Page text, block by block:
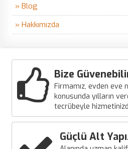
» Blog
» Hakkımızda
Bize
Firmamız, evden eve
konusunda yılların
tecrübeyle
Güçlü Alt